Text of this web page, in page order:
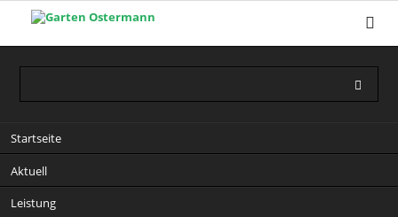
überspringen
Startseite
Aktuell
Leistung